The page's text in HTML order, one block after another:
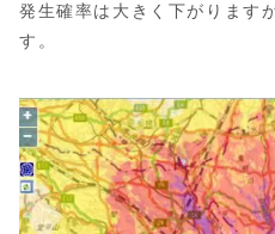
発生確率は大きく下がります
す。